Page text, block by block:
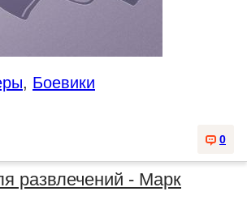
, Боевики
0
развлечений - Марк